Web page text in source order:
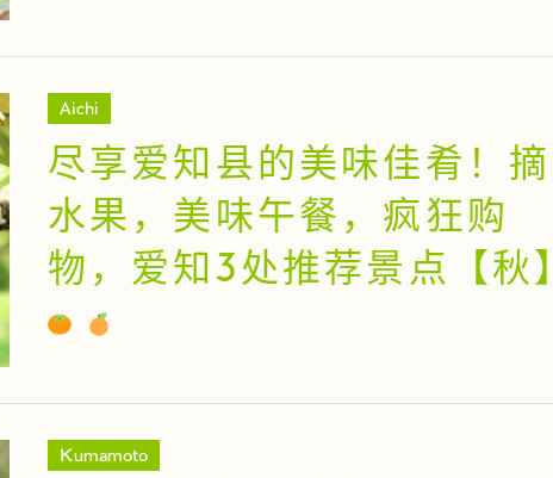
Aichi
尽享爱知县的美味佳肴！摘
水果，美味午餐，疯狂购
物，爱知3处推荐景点【秋
Kumamoto